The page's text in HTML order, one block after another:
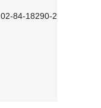
02-84-18290-2601